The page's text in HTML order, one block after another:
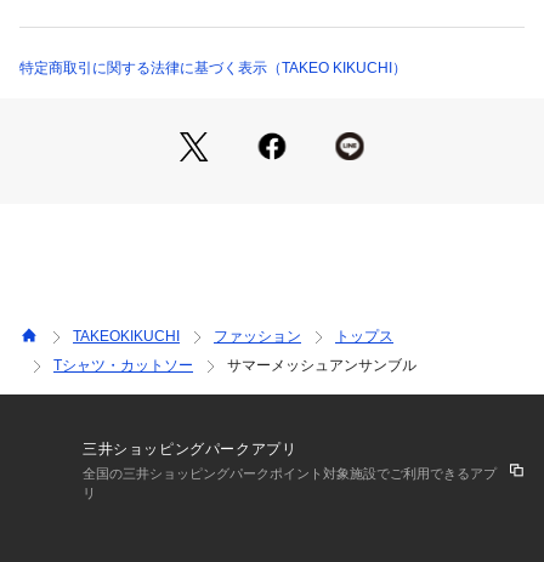
インナーTシャツの後ろ身頃にはアブストラクト柄のプリント
セットとしてはもちろん、それぞれ別のアイテムとしてもお使
－ BRAND CONCEPT －
に、アソビ心とストリートの自由な発想を取り入れ、日本独自
のミックススタイルを提案します。
特定商取引に関する法律に基づく表示（TAKEO KIKUCHI）
TAKEOKIKUCHI ファッション
トップス
Tシャツ・カットソー
サマーメッシュアンサンブル
三井ショッピングパークアプリ
全国の三井ショッピングパークポイント対象施設でご利用できるアプ
リ